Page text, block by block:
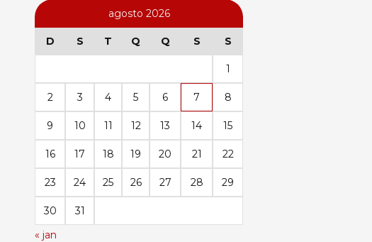
agosto 2026
D S T Q Q S S
1
2 3 4 5 6 7 8
9 10 11 12 13 14 15
16 17 18 19 20 21 22
23 24 25 26 27 28 29
30
31
« jan